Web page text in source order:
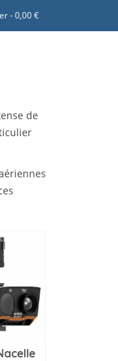
-0,00€
de